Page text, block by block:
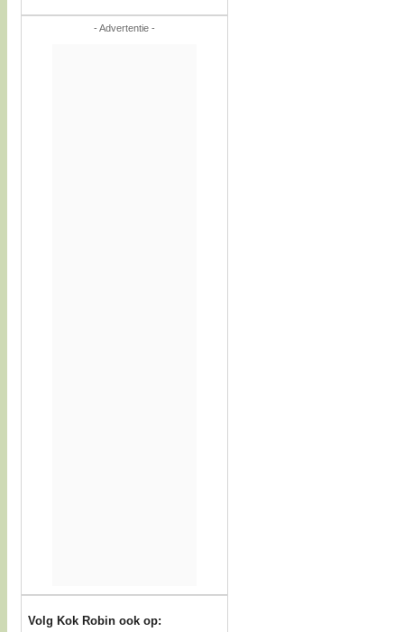
- Advertentie -
Volg Kok Robin ook op: